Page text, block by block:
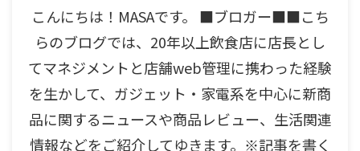
こんにちは！MASAです。 ■ブロガー■■こち
らのブログでは、20年以上飲食店に店長とし
てマネジメントと店舗web管理に携わった経験
を生かして、ガジェット・家電系を中心に新商
品に関するニュースや商品レビュー、生活関連
情報などをご紹介してゆきます。※記事を書く